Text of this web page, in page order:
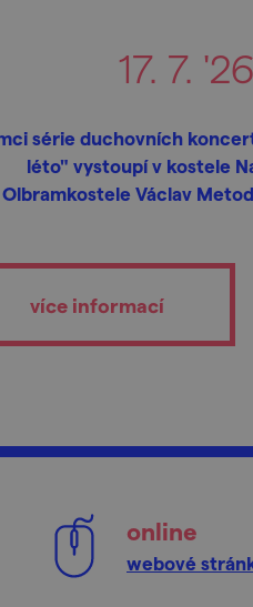
17. 7. '26
série duchovních
léto" vystoupí v kostele
Olbramkostele Václav
více informací
online
webové